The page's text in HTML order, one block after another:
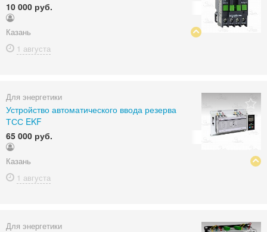
10 000 руб.
Казань
1 августа
Для энергетики
Устройство автоматического ввода резерва
ТСС EKF
65 000 руб.
Казань
1 августа
Для энергетики